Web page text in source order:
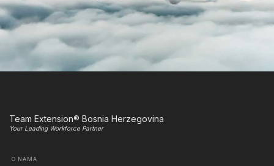
Team Extension® Bosnia Herzegovina
Your Leading Workforce Partner
O NAMA